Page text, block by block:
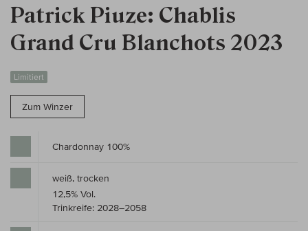
Patrick Piuze: Chablis
Grand Cru Blanchots 2023
Limitiert
Zum Winzer
Chardonnay 100%
weiß, trocken
12,5% Vol.
Trinkreife: 2028–2058